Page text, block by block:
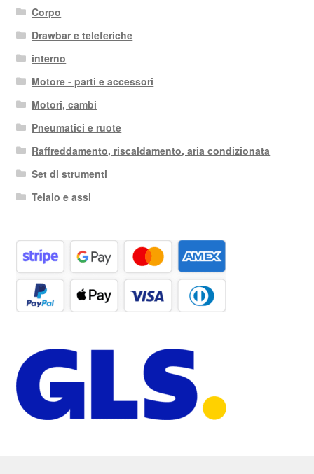
Corpo
Drawbar e teleferiche
interno
Motore - parti e accessori
Motori, cambi
Pneumatici e ruote
Raffreddamento, riscaldamento, aria condizionata
Set di strumenti
Telaio e assi